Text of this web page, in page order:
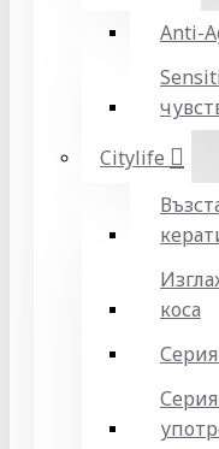
Anti-
Citylife
коса